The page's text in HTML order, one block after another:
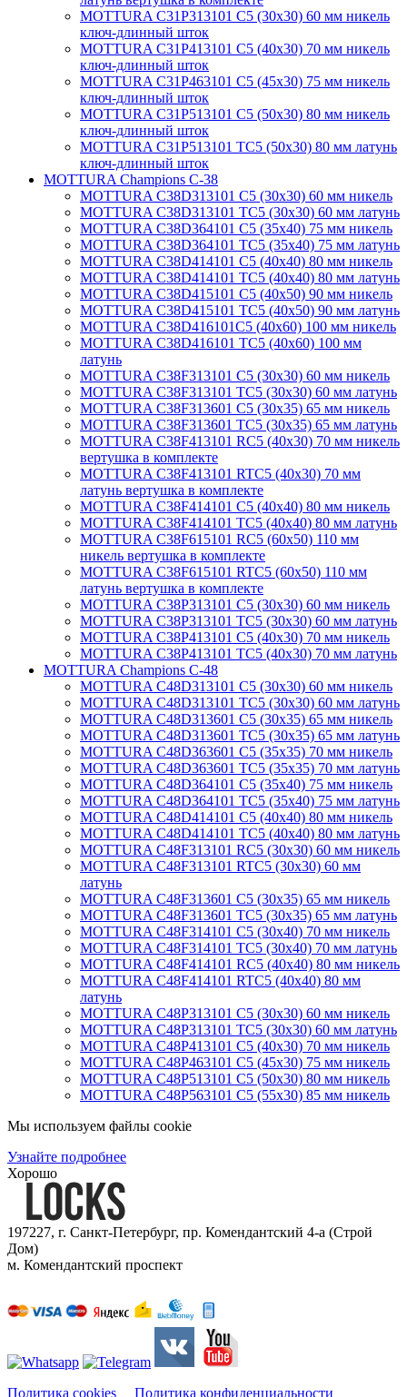
MOTTURA C31P313101 C5 (30х30) 60 мм никель
ключ-длинный шток
MOTTURA C31P413101 C5 (40х30) 70 мм никель
ключ-длинный шток
MOTTURA C31P463101 C5 (45х30) 75 мм никель
ключ-длинный шток
MOTTURA C31P513101 C5 (50х30) 80 мм никель
ключ-длинный шток
MOTTURA C31P513101 TC5 (50х30) 80 мм латунь
ключ-длинный шток
MOTTURA Champions C-38
MOTTURA C38D313101 C5 (30х30) 60 мм никель
MOTTURA C38D313101 TC5 (30х30) 60 мм латунь
MOTTURA C38D364101 C5 (35х40) 75 мм никель
MOTTURA C38D364101 TC5 (35х40) 75 мм латунь
MOTTURA C38D414101 C5 (40х40) 80 мм никель
MOTTURA C38D414101 TC5 (40х40) 80 мм латунь
MOTTURA C38D415101 C5 (40х50) 90 мм никель
MOTTURA C38D415101 TC5 (40х50) 90 мм латунь
MOTTURA C38D416101C5 (40х60) 100 мм никель
MOTTURA C38D416101 TC5 (40х60) 100 мм
латунь
MOTTURA C38F313101 C5 (30х30) 60 мм никель
MOTTURA C38F313101 TC5 (30х30) 60 мм латунь
MOTTURA C38F313601 C5 (30х35) 65 мм никель
MOTTURA C38F313601 TC5 (30х35) 65 мм латунь
MOTTURA C38F413101 RC5 (40х30) 70 мм никель
вертушка в комплекте
MOTTURA C38F413101 RTC5 (40х30) 70 мм
латунь вертушка в комплекте
MOTTURA C38F414101 C5 (40х40) 80 мм никель
MOTTURA C38F414101 TC5 (40х40) 80 мм латунь
MOTTURA C38F615101 RC5 (60х50) 110 мм
никель вертушка в комплекте
MOTTURA C38F615101 RTC5 (60х50) 110 мм
латунь вертушка в комплекте
MOTTURA C38P313101 C5 (30х30) 60 мм никель
MOTTURA C38P313101 TC5 (30х30) 60 мм латунь
MOTTURA C38P413101 C5 (40х30) 70 мм никель
MOTTURA C38P413101 TC5 (40х30) 70 мм латунь
MOTTURA Champions C-48
MOTTURA C48D313101 C5 (30х30) 60 мм никель
MOTTURA C48D313101 TC5 (30х30) 60 мм латунь
MOTTURA C48D313601 C5 (30х35) 65 мм никель
MOTTURA C48D313601 TC5 (30х35) 65 мм латунь
MOTTURA C48D363601 C5 (35х35) 70 мм никель
MOTTURA C48D363601 TC5 (35х35) 70 мм латунь
MOTTURA C48D364101 C5 (35х40) 75 мм никель
MOTTURA C48D364101 TC5 (35х40) 75 мм латунь
MOTTURA C48D414101 C5 (40х40) 80 мм никель
MOTTURA C48D414101 TC5 (40х40) 80 мм латунь
MOTTURA C48F313101 RC5 (30х30) 60 мм никель
MOTTURA C48F313101 RTC5 (30х30) 60 мм
латунь
MOTTURA C48F313601 C5 (30х35) 65 мм никель
MOTTURA C48F313601 TC5 (30х35) 65 мм латунь
MOTTURA C48F314101 C5 (30х40) 70 мм никель
MOTTURA C48F314101 TC5 (30х40) 70 мм латунь
MOTTURA C48F414101 RC5 (40х40) 80 мм никель
MOTTURA C48F414101 RTC5 (40х40) 80 мм
латунь
MOTTURA C48P313101 C5 (30х30) 60 мм никель
MOTTURA C48P313101 TC5 (30х30) 60 мм латунь
MOTTURA C48P413101 C5 (40х30) 70 мм никель
MOTTURA C48P463101 C5 (45х30) 75 мм никель
MOTTURA C48P513101 C5 (50х30) 80 мм никель
MOTTURA C48P563101 C5 (55х30) 85 мм никель
Мы используем файлы cookie
Узнайте подробнее
Хорошо
197227, г. Санкт-Петербург, пр. Комендантский 4-а (Строй
Дом)
м. Комендантский проспект
Политика cookies Политика конфиденциальности